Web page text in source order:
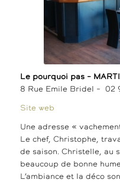
Le pourquoi pas –
8 Rue Emile Bridel – 02
Site web
Une adresse «
Le chef, Christophe,
de saison. Christelle, au
beaucoup de bonne
L’ambiance et la déco